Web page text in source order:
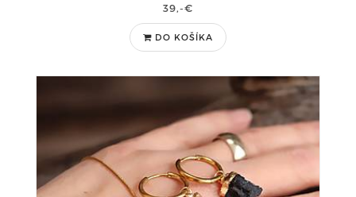
39,-€
DO KOŠÍKA